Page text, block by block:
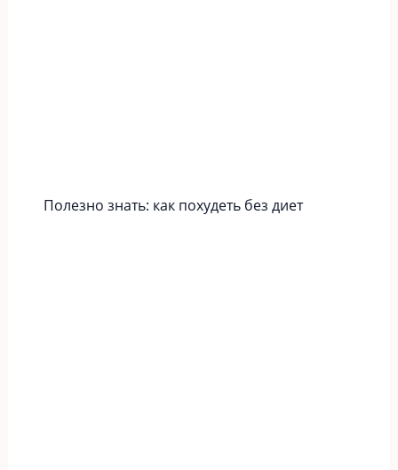
Полезно знать: как похудеть без диет